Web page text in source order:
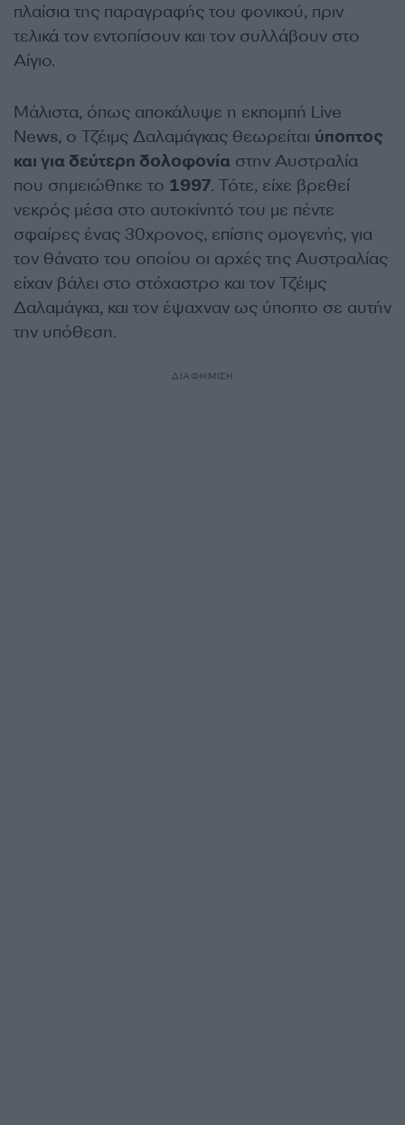
πλαίσια της παραγραφής του φονικού, πριν
τελικά τον εντοπίσουν και τον συλλάβουν στο
Αίγιο.
Μάλιστα, όπως αποκάλυψε η εκπομπή Live
News, ο Τζέιμς Δαλαμάγκας θεωρείται ύποπτος
και για δεύτερη δολοφονία στην Αυστραλία
που σημειώθηκε το 1997. Τότε, είχε βρεθεί
νεκρός μέσα στο αυτοκίνητό του με πέντε
σφαίρες ένας 30χρονος, επίσης ομογενής, για
τον θάνατο του οποίου οι αρχές της Αυστραλίας
είχαν βάλει στο στόχαστρο και τον Τζέιμς
Δαλαμάγκα, και τον έψαχναν ως ύποπτο σε αυτήν
την υπόθεση.
ΔΙΑΦΗΜΙΣΗ